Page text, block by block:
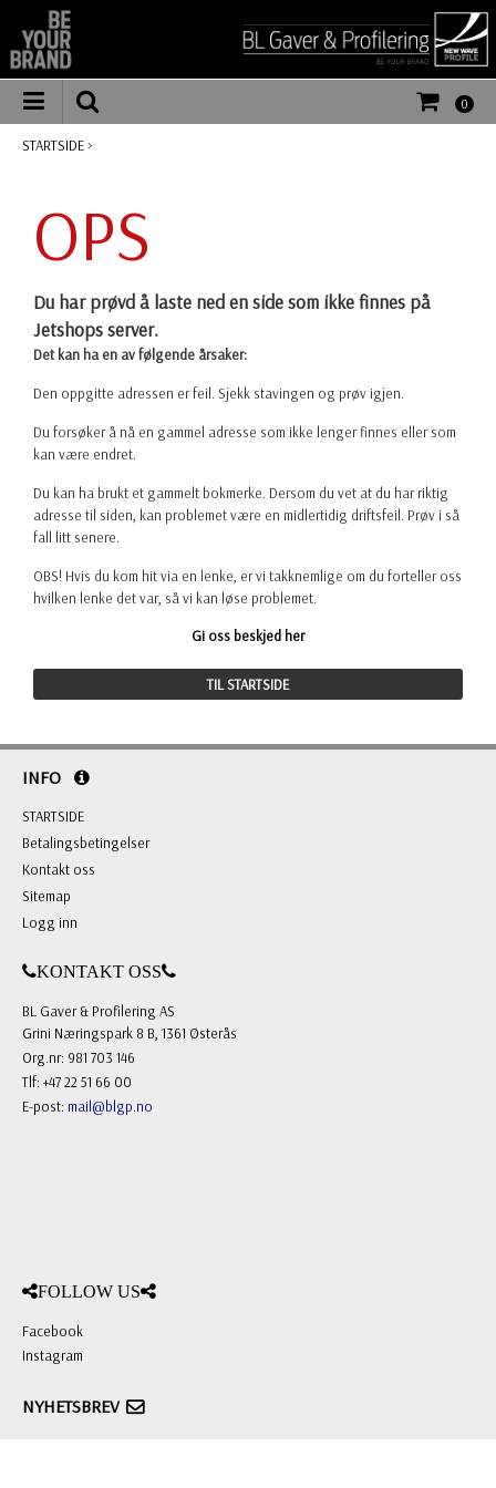
0
STARTSIDE>
OPS
Du har prøvd å laste ned en side som ikke finnes på
Jetshops server.
Det kan ha en av følgende årsaker:
Den oppgitte adressen er feil. Sjekk stavingen og prøv igjen.
Du forsøker å nå en gammel adresse som ikke lenger finnes eller som
kan være endret.
Du kan ha brukt et gammelt bokmerke. Dersom du vet at du har riktig
adresse til siden, kan problemet være en midlertidig driftsfeil. Prøv i så
fall litt senere.
OBS! Hvis du kom hit via en lenke, er vi takknemlige om du forteller oss
hvilken lenke det var, så vi kan løse problemet.
Gi oss beskjed her
TIL STARTSIDE
INFO
STARTSIDE
Betalingsbetingelser
Kontakt oss
Sitemap
Logg inn
KONTAKT OSS
BL Gaver & Profilering AS
Grini Næringspark 8 B, 1361 Østerås
Org.nr: 981 703 146
Tlf: +47 22 51 66 00
E-post: mail@blgp.no
FOLLOW US
Facebook
Instagram
NYHETSBREV